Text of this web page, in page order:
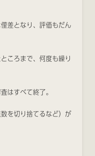
差となり、評価もだん
ころまで、何度も繰り
はすべて終了。
を切り捨てるなど）が